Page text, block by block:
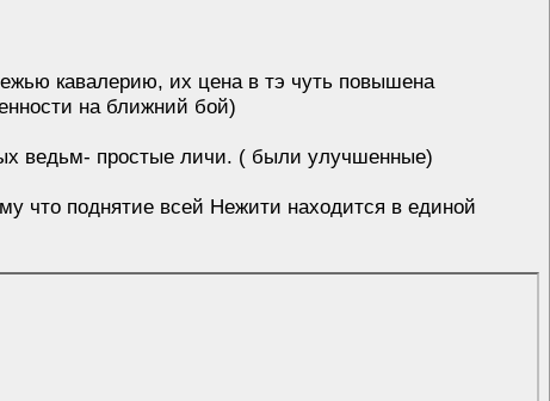
кавалерию, их цена в тэ чуть повышена
на ближний бой)
ведьм- простые личи. ( были улучшенные)
что поднятие всей Нежити находится в единой